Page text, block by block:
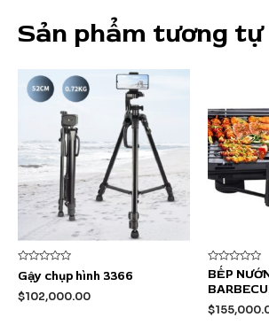
Sản phẩm tương tự
Được
xếp
hạng
0
Gậy chụp hình 3366
$102,000.00
Được
xếp
hạng
5
BẾP
$